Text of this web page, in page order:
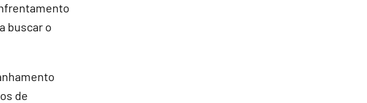
buscar o
de